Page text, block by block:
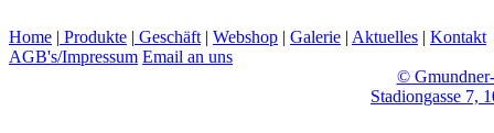
Home | Produkte | Geschäft | Webshop | Galerie | Aktuelles | Kontakt
AGB's/Impressum Email an uns
©
Stadiongasse 7,